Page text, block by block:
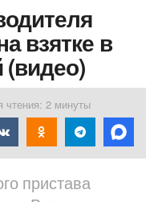
взятке в
(видео)
чтения: 2 минуты
пристава